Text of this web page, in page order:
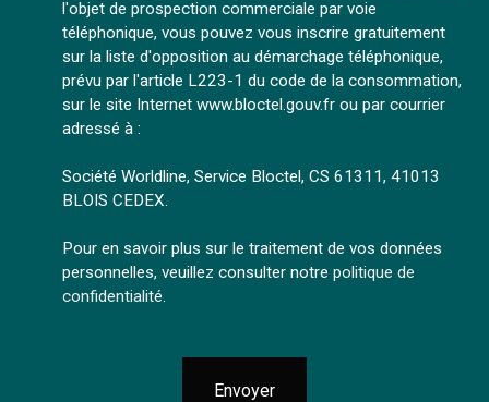
l'objet de prospection commerciale par voie
téléphonique, vous pouvez vous inscrire gratuitement
sur la liste d'opposition au démarchage téléphonique,
prévu par l'article L223-1 du code de la consommation,
sur le site Internet www.bloctel.gouv.fr ou par courrier
adressé à :
Société Worldline, Service Bloctel, CS 61311, 41013
BLOIS CEDEX.
Pour en savoir plus sur le traitement de vos données
personnelles, veuillez consulter notre politique de
confidentialité.
Envoyer